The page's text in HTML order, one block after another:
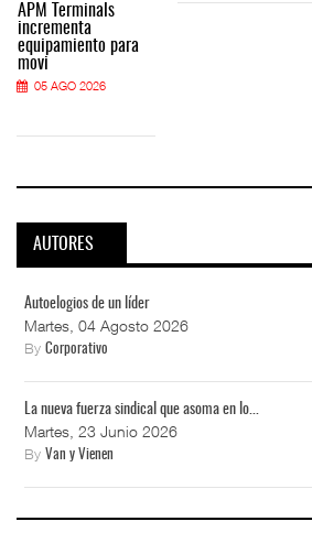
APM Terminals
incrementa
equipamiento para
movi
05 AGO 2026
AUTORES
Autoelogios de un líder
Martes, 04 Agosto 2026
By Corporativo
La nueva fuerza sindical que asoma en lo...
Martes, 23 Junio 2026
By Van y Vienen